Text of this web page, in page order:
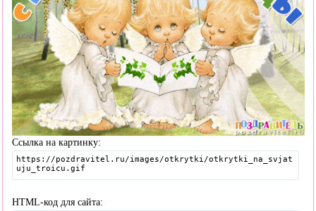
Ссылка на картинку:
HTML-код для сайта: